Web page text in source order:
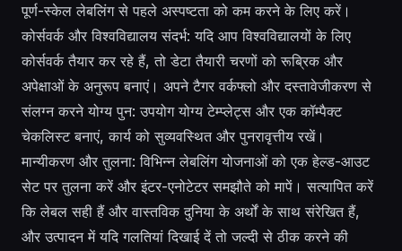
पूर्ण-स्केल लेबलिंग से पहले अस्पष्टता को कम करने के लिए करें।
कोर्सवर्क और विश्वविद्यालय संदर्भ: यदि आप विश्वविद्यालयों के लिए
कोर्सवर्क तैयार कर रहे हैं, तो डेटा तैयारी चरणों को रूब्रिक और
अपेक्षाओं के अनुरूप बनाएं। अपने टैगर वर्कफ्लो और दस्तावेजीकरण से
संलग्न करने योग्य पुन: उपयोग योग्य टेम्प्लेट्स और एक कॉम्पैक्ट
चेकलिस्ट बनाएं, कार्य को सुव्यवस्थित और पुनरावृत्तीय रखें।
मान्यीकरण और तुलना: विभिन्न लेबलिंग योजनाओं को एक हेल्ड-आउट
सेट पर तुलना करें और इंटर-एनोटेटर समझौते को मापें। सत्यापित करें
कि लेबल सही हैं और वास्तविक दुनिया के अर्थों के साथ संरेखित हैं,
और उत्पादन में यदि गलतियां दिखाई दें तो जल्दी से ठीक करने की